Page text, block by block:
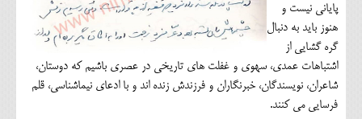
پایانی نیست و
هنوز باید به دنبال
گره گشایی از
اشتباهات عمدی، سهوی و غفلت های تاریخی در عصری باشیم که دوستان،
شاعران، نویسندگان، خبرنگاران و فرزندش زنده اند و با ادعای نیماشناسی، قلم
فرسایی می کنند.